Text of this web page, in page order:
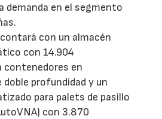
demanda en el segmento
con un almacén
con 14.904
contenedores en
profundidad y un
para palets de pasillo
con 3.870